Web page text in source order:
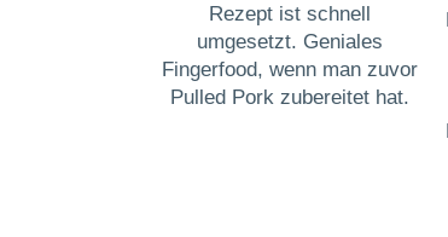
Rezept ist schnell
umgesetzt. Geniales
Fingerfood, wenn man zuvor
Pulled Pork zubereitet hat.